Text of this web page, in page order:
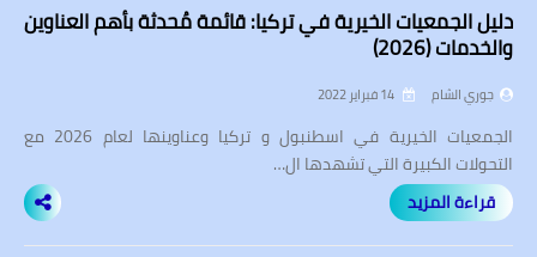
دليل الجمعيات الخيرية في تركيا: قائمة مُحدثة بأهم العناوين
والخدمات (2026)
جوري الشام
الجمعيات الخيرية في اسطنبول و تركيا وعناوينها لعام 2026 مع
التحولات الكبيرة التي تشهدها ال…
قراءة المزيد